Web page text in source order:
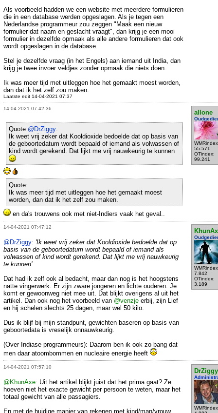
Als voorbeeld hadden we een website met meerdere formulieren
die in een database werden opgeslagen. Als je tegen een
Nederlandse programmeur zou zeggen "Maak een nieuw
formulier dat naam en geslacht vraagt", dan krijg je een mooi
formulier in dezelfde opmaak als alle andere formulieren dat ook
wordt opgeslagen in de database.
Stel je dezelfde vraag (in het Engels) aan iemand uit India, dan
krijg je twee invoer veldjes zonder opmaak die niets doen.
Ik was meer tijd met uitleggen hoe het gemaakt moest worden,
dan dat ik het zelf zou maken.
Laatste edit 14-04-2021 07:37
14-04-2021 07:42:36
allone
55.571
OTindex:
99.241
Quote @DrZiggy:
Ik weet vrij zeker dat Kooldioxide bedoelde dat op basis van
de geboortedatum wordt bepaald of iemand als volwassen of
kind wordt gerekend. Dat lijkt me vrij nauwkeurig te kunnen
Quote:
Ik was meer tijd met uitleggen hoe het gemaakt moest
worden, dan dat ik het zelf zou maken.
en da's trouwens ook met niet-Indiers vaak het geval..
14-04-2021 07:47:12
7.842
OTindex:
3.189
@DrZiggy: 'Ik weet vrij zeker dat Kooldioxide bedoelde dat op
basis van de geboortedatum wordt bepaald of iemand als
volwassen of kind wordt gerekend. Dat lijkt me vrij nauwkeurig
te kunnen'
Dat had ik zelf ook al bedacht, maar dan nog is het hoogstens
natte vingerwerk. Er zijn zware jongeren en lichte ouderen. Je
komt er gewoonweg niet mee uit. Dat blijkt overigens al uit het
artikel. Dan ook nog het voorbeeld van @venzje erbij, zijn Lief
en hij schelen slechts 25 dagen, maar wel 50 kilo.
Dus ik blijf bij mijn standpunt, gewichten baseren op basis van
geboortedata is vreselijk onnauwkeurig.
(Over Indiase programmeurs): Daarom ben ik ook zo bang dat
men daar atoombommen en nucleaire energie heeft
14-04-2021 07:57:10
DrZiggy
@KhunAxe: Uit het artikel blijkt juist dat het prima gaat? Ze
hoeven niet het exacte gewicht per persoon te weten, maar het
totaal gewicht van alle passagiers.
En met de huidige manier van rekenen met kind/man/vrouw